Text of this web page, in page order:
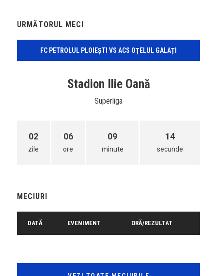
URMĂTORUL MECI
FC PETROLUL PLOIEȘTI VS ACS OȚELUL GALAȚI
Stadion Ilie Oană
Superliga
02
zile
06
ore
09
minute
14
secunde
MECIURI
DATĂ EVENIMENT ORĂ/REZULTAT